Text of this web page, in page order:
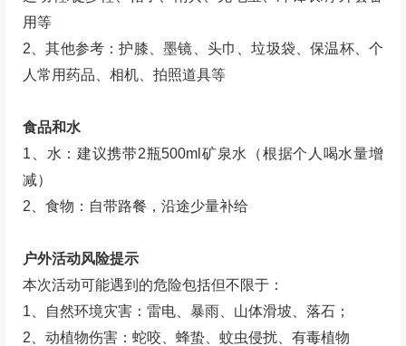
用等
2、其他参考：护膝、墨镜、头巾、垃圾袋、保温杯、个
人常用药品、相机、拍照道具等
食品和水
1、水：建议携带2瓶500ml矿泉水（根据个人喝水量增
减）
2、食物：自带路餐，沿途少量补给
户外活动风险提示
本次活动可能遇到的危险包括但不限于：
1、自然环境灾害：雷电、暴雨、山体滑坡、落石；
2、动植物伤害：蛇咬、蜂蛰、蚊虫侵扰、有毒植物